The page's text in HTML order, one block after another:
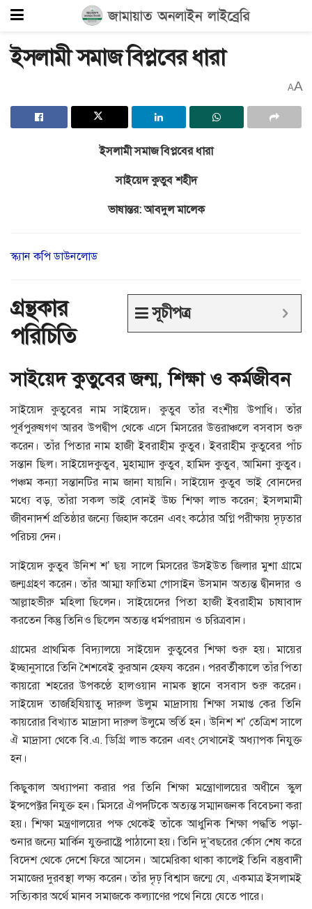
ইসলামী সমাজ বিপ্লবের ধারা
AA
ইসলামী সমাজ বিপ্লবের ধারা
সাইয়েদ কুতুব শহীদ
ভাষান্তর: আবদুল মালেক
স্ক্যান কপি ডাউনলোড
সূচীপত্র
গ্রন্থকার
পরিচিতি
সাইয়েদ কুতুবের জন্ম, শিক্ষা ও কর্মজীবন
সাইয়েদ কুতুবের নাম সাইয়েদ। কুতুব তাঁর বংশীয় উপাধি। তাঁর
পূর্বপুরুষগণ আরব উপদ্বীপ থেকে এসে মিসরের উত্তরাঞ্চলে বসবাস শুরু
করেন। তাঁর পিতার নাম হাজী ইবরাহীম কুতুব। ইবরাহীম কুতুবের পাঁচ
সন্তান ছিল। সাইয়েদকুতুব, মুহাম্মাদ কুতুব, হামিদ কুতুব, আমিনা কুতুব।
পঞ্চম কন্যা সন্তানটির নাম জানা যায়নি। সাইয়েদ কুতুব ভাই বোনদের
মধ্যে বড়, তাঁরা সকল ভাই বোনই উচ্চ শিক্ষা লাভ করেন; ইসলমামী
জীবনাদর্শ প্রতিষ্ঠার জন্যে জিহাদ করেন এবং কঠোর অগ্নি পরীক্ষায় দৃঢ়তার
পরিচয় দেন।
সাইয়েদ কুতুব উনিশ শ’ ছয় সালে মিসরের উসইউত জিলার মুশা গ্রামে
জন্মগ্রহণ করেন। তাঁর আম্মা ফাতিমা গোসাইন উসমান অত্যন্ত দ্বীনদার ও
আল্লাহভীরু মহিলা ছিলেন। সাইয়েদের পিতা হাজী ইবরাহীম চাষাবাদ
করতেন কিন্তু তিনিও ছিলেন অত্যন্ত ধর্মপরায়ন ও চরিত্রবান।
গ্রামের প্রাথমিক বিদ্যালয়ে সাইয়েদ কুতুবের শিক্ষা শুরু হয়। মায়ের
ইচ্ছানুসারে তিনি শৈশবেই কুরআন হেফয করেন। পরবর্তীকালে তাঁর পিতা
কায়রো শহরের উপকণ্ঠে হালওয়ান নামক স্থানে বসবাস শুরু করেন।
সাইয়েদ তাজহিযিয়াতু দারুল উলুম মাদ্রাসায় শিক্ষা সমাপ্ত কের তিনি
কায়রোর বিখ্যাত মাদ্রাসা দারুল উলুমে ভর্তি হন। উনিশ শ’ তেত্রিশ সালে
ঐ মাদ্রাসা থেকে বি.এ. ডিগ্রি লাভ করেন এবং সেখানেই অধ্যাপক নিযুক্ত
হন।
কিছুকাল অধ্যাপনা করার পর তিনি শিক্ষা মন্ত্রোণালয়ের অধীনে স্কুল
ইন্সপেক্টর নিযুক্ত হন। মিসরে ঐপদটিকে অত্যন্ত সম্মানজনক বিবেচনা করা
হয়। শিক্ষা মন্ত্রণালয়ের পক্ষ থেকেই তাঁকে আধুনিক শিক্ষা পদ্ধতি পড়া-
শুনার জন্যে মার্কিন যুক্তরাষ্ট্রে পাঠানো হয়। তিনি দু’বছরের র্কোস শেষ করে
বিদেশ থেকে দেশে ফিরে আসেন। আমেরিকা থাকা কালেই তিনি বস্তুবাদী
সমাজের দুরবস্থা লক্ষ্য করেন। তাঁর দৃঢ় বিশ্বাস জন্মে যে, একমাত্র ইসলামই
সত্যিকার অর্থে মানব সমাজকে কল্যাণের পথে নিয়ে যেতে পারে।